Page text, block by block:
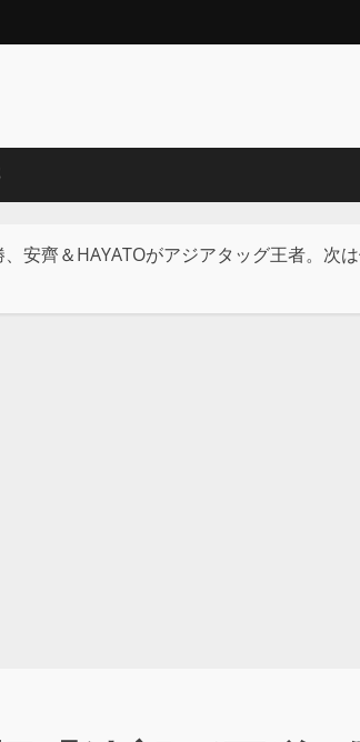
安齊＆HAYATOがアジアタッグ王者。次は